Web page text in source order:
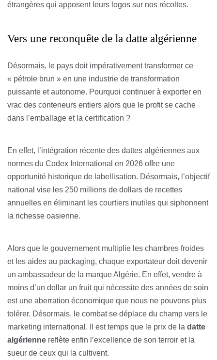
étrangères qui apposent leurs logos sur nos récoltes.
Vers une reconquête de la datte algérienne
Désormais, le pays doit impérativement transformer ce
« pétrole brun » en une industrie de transformation
puissante et autonome. Pourquoi continuer à exporter en
vrac des conteneurs entiers alors que le profit se cache
dans l’emballage et la certification ?
En effet, l’intégration récente des dattes algériennes aux
normes du Codex International en 2026 offre une
opportunité historique de labellisation. Désormais, l’objectif
national vise les 250 millions de dollars de recettes
annuelles en éliminant les courtiers inutiles qui siphonnent
la richesse oasienne.
Alors que le gouvernement multiplie les chambres froides
et les aides au packaging, chaque exportateur doit devenir
un ambassadeur de la marque Algérie. En effet, vendre à
moins d’un dollar un fruit qui nécessite des années de soin
est une aberration économique que nous ne pouvons plus
tolérer. Désormais, le combat se déplace du champ vers le
marketing international. Il est temps que le prix de la datte
algérienne reflète enfin l’excellence de son terroir et la
sueur de ceux qui la cultivent.